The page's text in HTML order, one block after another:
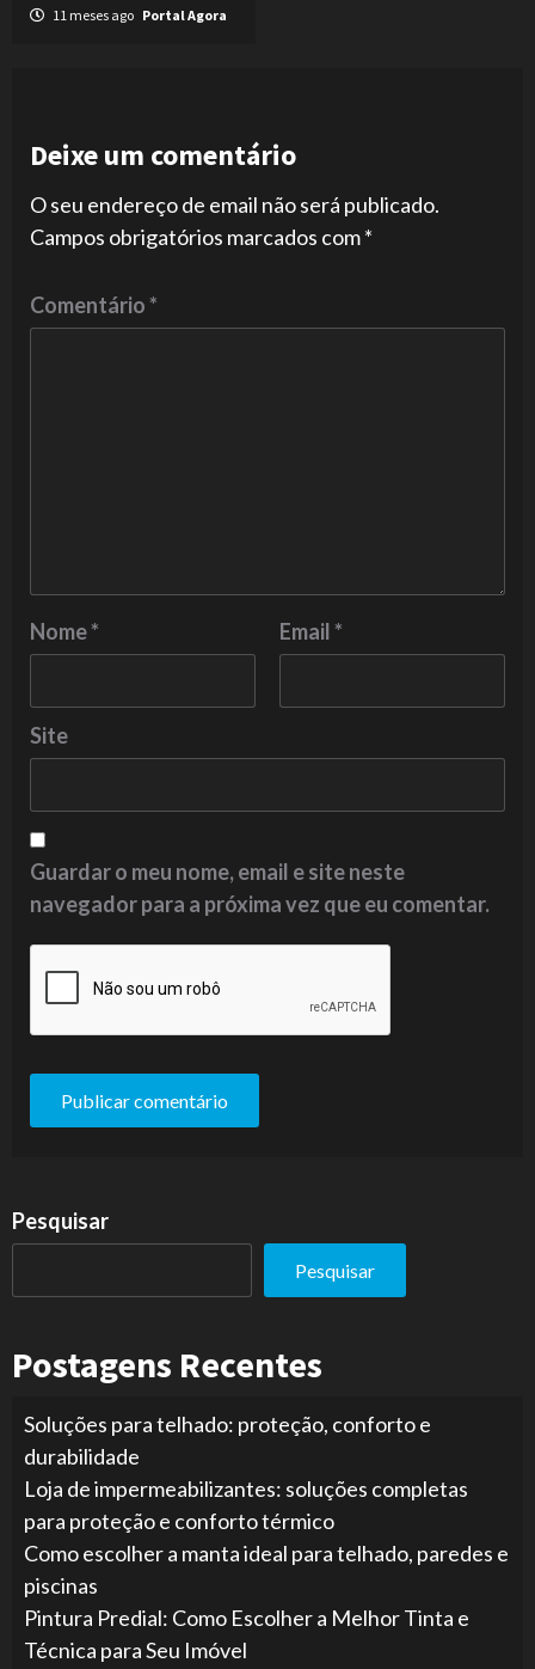
11 meses ago Portal Agora
Deixe um comentário
O seu endereço de email não será publicado.
Campos obrigatórios marcados com*
Comentário*
Nome* Email*
Site
Guardar o meu nome, email e site neste
navegador para a próxima vez que eu comentar.
Pesquisar
Pesquisar
Postagens Recentes
Soluções para telhado: proteção, conforto e
durabilidade
Loja de impermeabilizantes: soluções completas
para proteção e conforto térmico
Como escolher a manta ideal para telhado, paredes e
piscinas
Pintura Predial: Como Escolher a Melhor Tinta e
Técnica para Seu Imóvel